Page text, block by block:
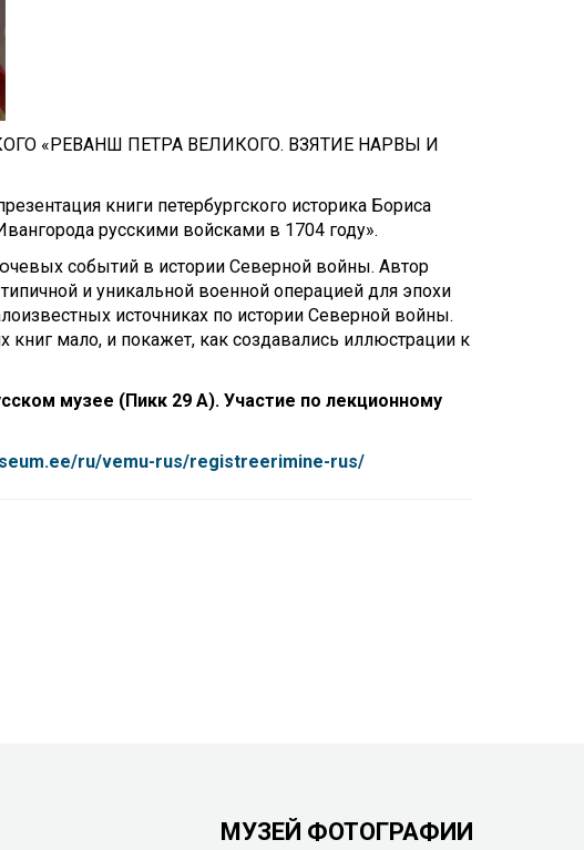
«РЕВАНШ ПЕТРА ВЕЛИКОГО. ВЗЯТИЕ НАРВЫ И
книги петербургского историка Бориса
русскими войсками в 1704 году».
событий в истории Северной войны. Автор
и уникальной военной операцией для эпохи
источниках по истории Северной войны.
мало, и покажет, как создавались иллюстрации к
музее (Пикк 29 А). Участие по лекционному
ru/vemu-rus/registreerimine-rus/
МУЗЕЙ ФОТОГРАФИИ